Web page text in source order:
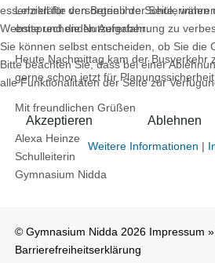
Lehrkräfte versorgen ihre Schülerinnen
entsprechenden Aufgaben.
Heute Nachmittag kam der Busverkehr
gerne schon jetzt für
Mit freundlichen Grüßen
Alexa Heinze
Schulleiterin
Gymnasium Nidda
© Gymnasium Nidda 2026 Impressum »
Barrierefreiheitserklärung
essenziell für den Betrieb der Seite,
Website und die Nutzererfahrung zu
Sie können selbst entscheiden, ob Sie die
Bitte beachten Sie, dass bei einer
alle Funktionalitäten der Seite zur
Akzeptieren Ablehnen
Weitere Informationen |